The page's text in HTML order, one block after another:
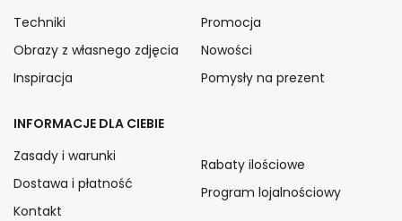
Techniki
Obrazy z własnego zdjęcia
Inspiracja
Promocja
Nowości
Pomysły na prezent
INFORMACJE DLA CIEBIE
Zasady i warunki
Dostawa i płatność
Kontakt
Rabaty ilościowe
Program lojalnościowy